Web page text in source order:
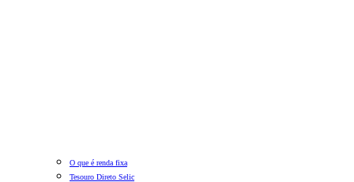
O que é renda fixa
Tesouro Direto Selic